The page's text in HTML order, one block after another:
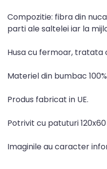
Compozitie: fibra din
parti ale saltelei iar la
Husa cu fermoar, tratata
Materiel din bumbac
Produs fabricat in UE.
Potrivit cu patuturi
Imaginile au caracter